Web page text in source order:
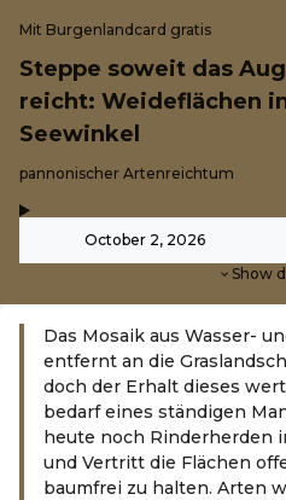
Mit Burgenlandcard gratis
Steppe soweit das
reicht: Weideflächen
Seewinkel
-
pannonischer Artenreichtum
October 2, 2026
Show
Das Mosaik aus Wasser-
entfernt an die
doch der Erhalt dieses
bedarf eines ständigen
heute noch Rinderherden
und Vertritt die Flächen
baumfrei zu halten. Arten